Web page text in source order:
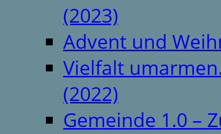
(2023)
Advent und
Vielfalt
(2022)
Gemeinde 1.0 –